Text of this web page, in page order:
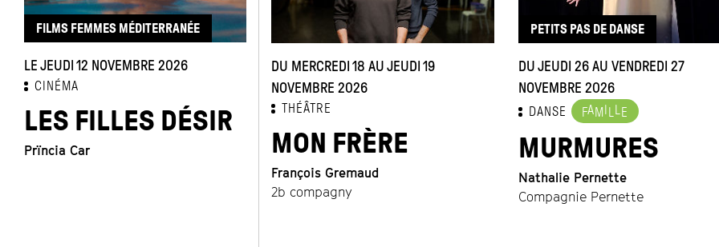
FILMS FEMMES MÉDITERRANÉE
LE JEUDI 12 NOVEMBRE 2026
CINÉMA
LES FILLES DÉSIR
Prïncia Car
DU MERCREDI 18 AU JEUDI 19
NOVEMBRE 2026
THÉÂTRE
MON FRÈRE
François Gremaud
2b compagny
PETITS PAS DE DANSE
DU JEUDI 26 AU VENDREDI 27
NOVEMBRE 2026
DANSE FAM E
MURMURES
Nathalie Pernette
Compagnie Pernette